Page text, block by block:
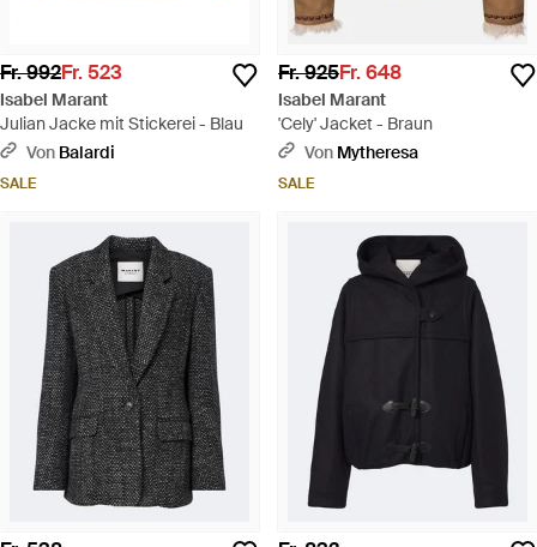
Fr. 992Fr. 523
Isabel Marant
Julian Jacke mit Stickerei - Blau
Von Balardi
SALE
Fr. 925Fr. 648
Isabel Marant
'Cely' Jacket - Braun
Von Mytheresa
SALE